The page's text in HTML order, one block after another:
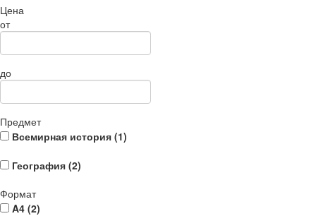
Цена
от
до
Предмет
Всемирная история (1)
География (2)
Формат
A4 (2)